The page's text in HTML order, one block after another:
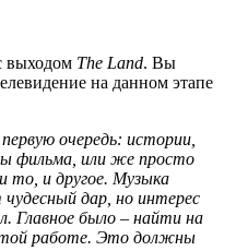
выходом The Land. Вы
на данном этапе
очередь: истории,
фильма, или же просто
то, и другое. Музыка
дар, но интерес
Главное было – найти на
работе. Это должны